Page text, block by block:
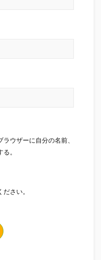
ウザーに自分の名前、
。
さい。